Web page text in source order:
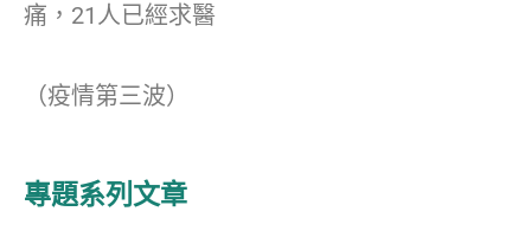
痛，21人已經求醫
（疫情第三波）
專題系列文章